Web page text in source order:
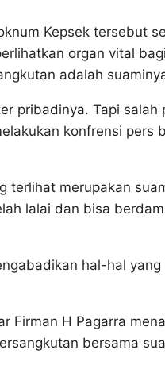
Kepsek tersebut
organ vital
adalah
pribadinya. Tapi
konfrensi pers
terlihat merupakan
lalai dan bisa
hal-hal
Firman H Pagarra
bersama